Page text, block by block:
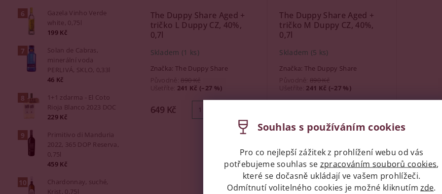
Gazela Vinho Verde
white, 0,75l
199 Kč
Solan de Cabras,
minerální voda
PERLIVÁ, SKLO, 0,33l
46 Kč
1+1 zdarma - El Coto
Rioja Blanco 2023 DOC
229 Kč
Primitivo di Manduria
2022, 365 DOP Reserva,
0,75l
459 Kč
Chardonnay, suché,
Krist, 0,75l
The Duppy Share Aged +
tričko L Duppy CZ, 40%,
0,7l
Skladem (1 ks)
Značka:The Duppy Share
Původně:890 Kč
Ušetříte: 241 Kč (–27 %)
649 Kč
The Duppy Share Aged +
tričko M Duppy CZ, 40%,
0,7l
Skladem (5 ks)
Značka: The Duppy Share
Původně:890 Kč
Ušetříte: 241 Kč (–27 %)
Souhlas s používáním cookies
Pro co nejlepší zážitek z prohlížení webu od vás
potřebujeme souhlas se zpracováním souborů cookies,
které se dočasně ukládají ve vašem prohlížeči.
Odmítnutí volitelného cookies je možné kliknutímzde.